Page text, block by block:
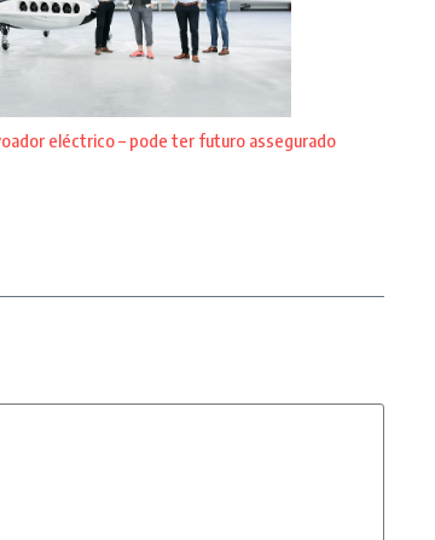
eléctrico – pode ter futuro assegurado